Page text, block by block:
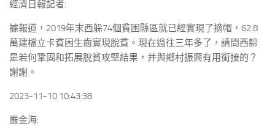
經濟日報記者:
據報道，2019年末西躲74個貧困縣區就已經實現了摘帽，62.8
萬建檔立卡貧困生齒實現脫貧。現在過往三年多了，請問西躲
是若何鞏固和拓展脫貧攻堅結果，并與鄉村振興有用銜接的？
謝謝。
2023-11-10 10:43:38
嚴金海: